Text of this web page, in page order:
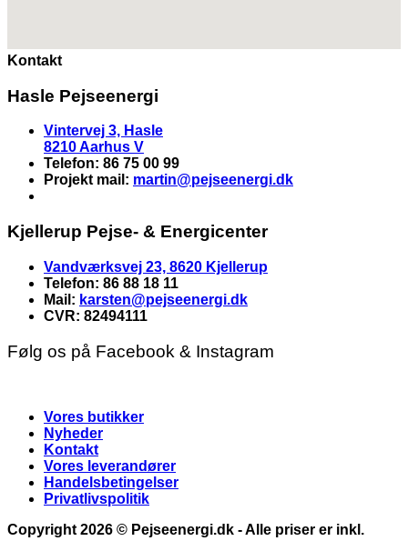
Kontakt
Hasle Pejseenergi
Vintervej 3, Hasle
8210 Aarhus V
Telefon: 86 75 00 99
Projekt mail: martin@pejseenergi.dk
Kjellerup Pejse- & Energicenter
Vandværksvej 23, 8620 Kjellerup
Telefon: 86 88 18 11
Mail: karsten@pejseenergi.dk
CVR: 82494111
Følg os på Facebook & Instagram
Vores butikker
Nyheder
Kontakt
Vores leverandører
Handelsbetingelser
Privatlivspolitik
Copyright 2026 © Pejseenergi.dk - Alle priser er inkl.